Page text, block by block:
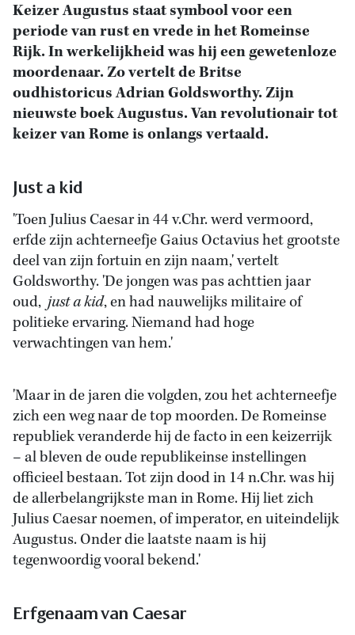
Keizer Augustus staat symbool voor een
periode van rust en vrede in het Romeinse
Rijk. In werkelijkheid was hij een gewetenloze
moordenaar. Zo vertelt de Britse
oudhistoricus Adrian Goldsworthy. Zijn
nieuwste boek Augustus. Van revolutionair tot
keizer van Rome is onlangs vertaald.
Just a kid
'Toen Julius Caesar in 44 v.Chr. werd vermoord,
erfde zijn achterneefje Gaius Octavius het grootste
deel van zijn fortuin en zijn naam,' vertelt
Goldsworthy. 'De jongen was pas achttien jaar
oud, just a kid, en had nauwelijks militaire of
politieke ervaring. Niemand had hoge
verwachtingen van hem.'
'Maar in de jaren die volgden, zou het achterneefje
zich een weg naar de top moorden. De Romeinse
republiek veranderde hij de facto in een keizerrijk
– al bleven de oude republikeinse instellingen
officieel bestaan. Tot zijn dood in 14 n.Chr. was hij
de allerbelangrijkste man in Rome. Hij liet zich
Julius Caesar noemen, of imperator, en uiteindelijk
Augustus. Onder die laatste naam is hij
tegenwoordig vooral bekend.'
Erfgenaam van Caesar